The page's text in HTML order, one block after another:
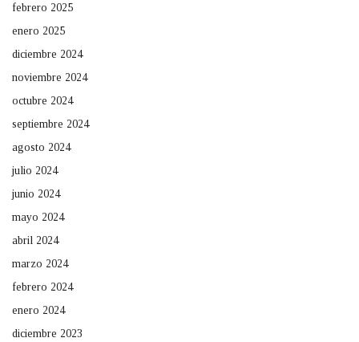
febrero 2025
enero 2025
diciembre 2024
noviembre 2024
octubre 2024
septiembre 2024
agosto 2024
julio 2024
junio 2024
mayo 2024
abril 2024
marzo 2024
febrero 2024
enero 2024
diciembre 2023